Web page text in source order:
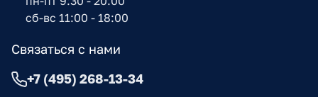
сб-вс 11:00 - 18:00
Связаться с нами
+7 (495) 268-13-34